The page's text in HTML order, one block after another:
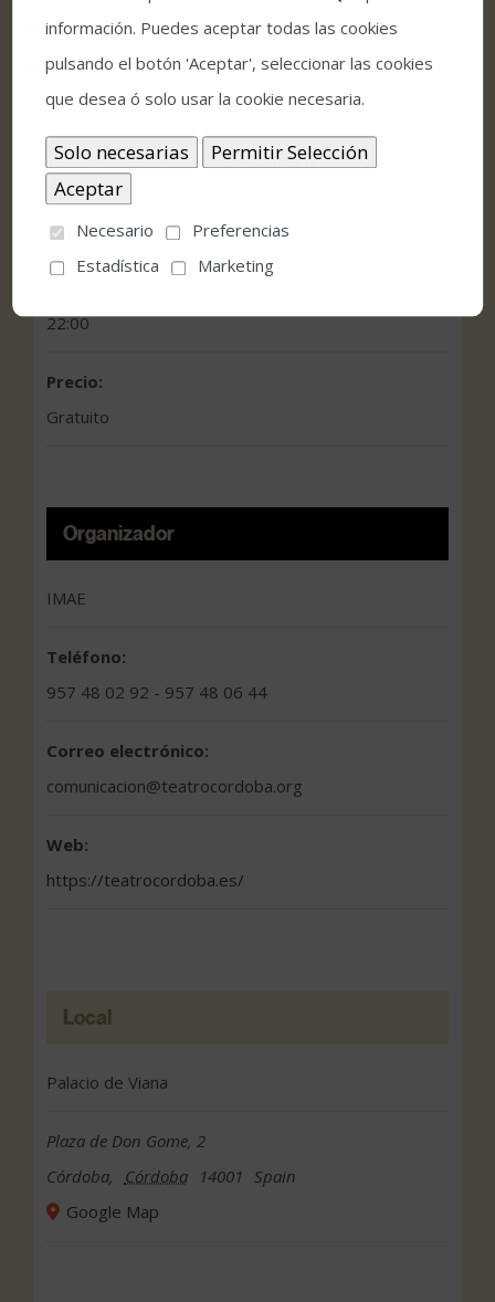
Fecha:
julio 11, 2019
22:00
Precio:
Gratuito
Organizador
IMAE
Teléfono:
957 48 02 92 - 957 48 06 44
Correo electrónico:
comunicacion@teatrocordoba.org
Web:
https://teatrocordoba.es/
Local
Palacio de Viana
Plaza de Don Gome, 2
Córdoba, Córdoba 14001 Spain
Google Map
información. Puedes aceptar todas las cookies
pulsando el botón 'Aceptar', seleccionar las cookies
que desea ó solo usar la cookie necesaria.
Necesario
Preferencias
Estadística
Marketing